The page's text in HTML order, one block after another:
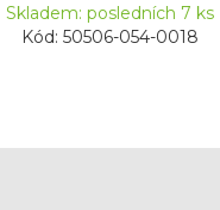
Skladem: posledních 7 ks
Kód: 50506-054-0018